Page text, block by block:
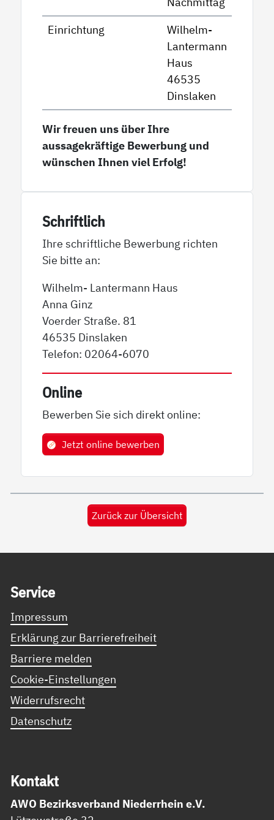
Einrichtung
Wilhelm-
Lantermann
Haus
46535
Dinslaken
Wir freuen uns über Ihre
aussagekräftige Bewerbung und
wünschen Ihnen viel Erfolg!
Schriftlich
Ihre schriftliche Bewerbung richten
Sie bitte an:
Wilhelm- Lantermann Haus
Anna Ginz
Voerder Straße. 81
46535 Dinslaken
Telefon: 02064-6070
Online
Bewerben Sie sich direkt online:
Jetzt online bewerben
Zurück zur Übersicht
Ser­vice
Impressum
Erklärung zur Barrierefreiheit
Barriere melden
Cookie-Einstellungen
Widerrufsrecht
Datenschutz
Kon­takt
AWO Bezirksverband Niederrhein e.V.